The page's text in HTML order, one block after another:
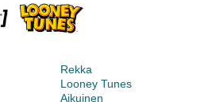
Rekka
Looney Tunes
Aikuinen